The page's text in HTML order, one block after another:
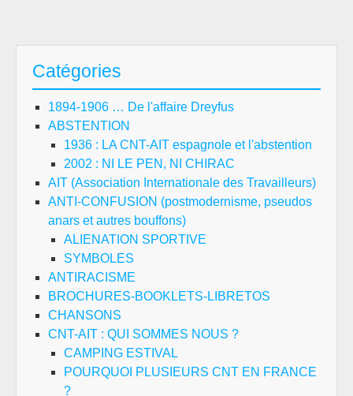
Catégories
1894-1906 … De l'affaire Dreyfus
ABSTENTION
1936 : LA CNT-AIT espagnole et l'abstention
2002 : NI LE PEN, NI CHIRAC
AIT (Association Internationale des Travailleurs)
ANTI-CONFUSION (postmodernisme, pseudos
anars et autres bouffons)
ALIENATION SPORTIVE
SYMBOLES
ANTIRACISME
BROCHURES-BOOKLETS-LIBRETOS
CHANSONS
CNT-AIT : QUI SOMMES NOUS ?
CAMPING ESTIVAL
POURQUOI PLUSIEURS CNT EN FRANCE
?